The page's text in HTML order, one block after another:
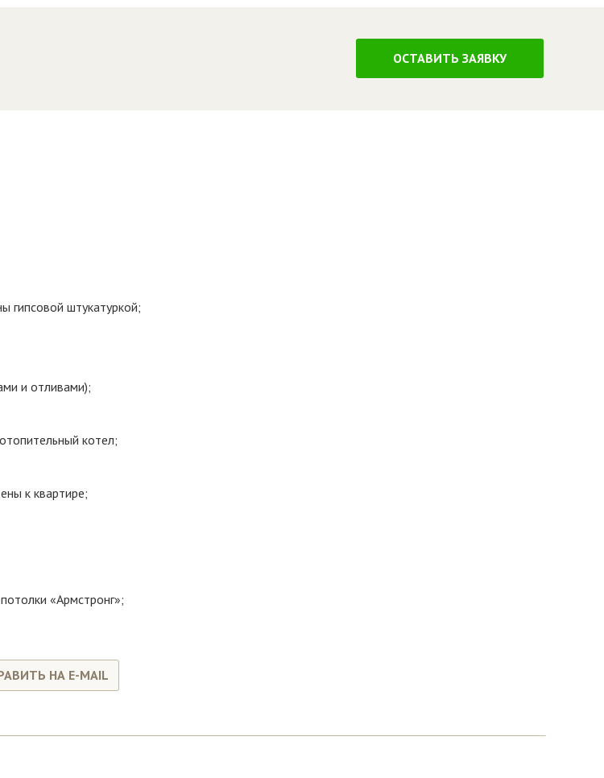
ОСТАВИТЬ ЗАЯВКУ
гипсовой штукатуркой;
и отливами);
котел;
к квартире;
«Армстронг»;
НА E-MAIL